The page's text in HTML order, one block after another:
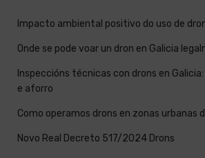
Impacto ambiental positivo do uso de
Onde se pode voar un dron en Galicia
Inspeccións técnicas con drons en
e aforro
Como operamos drons en zonas urbanas
Novo Real Decreto 517/2024 Drons